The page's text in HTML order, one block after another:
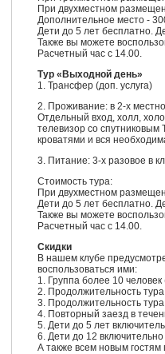
При двухместном
Дополнительное место -
Дети до 5 лет бесплатно.
Также вы можете
Расчетный час с 14.00.
Тур «Выходной день»
1. Трансфер (доп. услуга)
2. Проживание: в 2-х
Отдельный вход, холл,
телевизор со
кроватями и вся
3. Питание: 3-х разовое в
Стоимость тура:
При двухместном
Дети до 5 лет бесплатно.
Также вы можете
Расчетный час с 14.00.
Скидки
В нашем клубе
воспользоваться ими:
1. Группа более 10
2. Продолжительность
3. Продолжительность
4. Повторный заезд в
5. Дети до 5 лет
6. Дети до 12
А также всем новым